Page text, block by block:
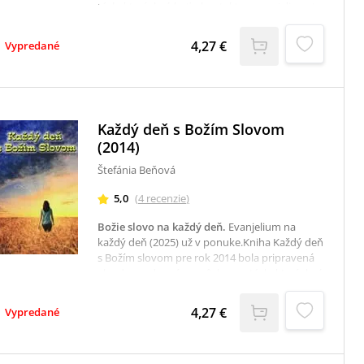
tých, ktorí chcú byť v kontakte s evanjeliom. Je
pokračovaním úspešnej série Denne s Božím
slovom a Každý deň s Božím slovom (2014).
Obsahuje úryvok z denného Evanjelia v
kalendárnom roku 2015 a takisto krátke
zamyslenie, ktoré pomôže každému k
Vypredané 4,27 €
Každý deň s Božím Slovom
(2014)
Štefánia Beňová
5,0 (4 recenzie)
Božie slovo na každý deň. Evanjelium na
každý deň (2025) už v ponuke.Kniha Každý deň
s Božím slovom pre rok 2014 bola pripravená
byť v kontakte s evanjeliom. Je pokračovaním
úspešnej série Denne s Božím slovom a Božie
Slovo na každý deň.Obsahuje úryvok z
denného Evanjelia v kalendárnom roku 2014 a
takisto krátke zamyslenie, ktoré pomôže
Vypredané 4,27 €